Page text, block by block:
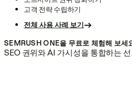
고객 전략 수립하기
전체 사용 사례 보기
SEMRUSH ONE을 무료로 체험해 보세
SEO 권위와 AI 가시성을 통합하는